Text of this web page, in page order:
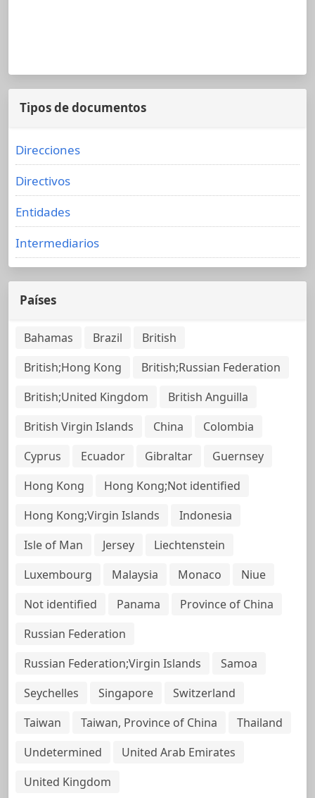
Tipos de documentos
Direcciones
Directivos
Entidades
Intermediarios
Países
Bahamas Brazil
British
British;Hong Kong
British;Russian Federation
British;United Kingdom
British Anguilla
British Virgin Islands
China
Colombia
Cyprus
Ecuador Gibraltar
Guernsey
Hong Kong
Hong Kong;Not identified
Hong Kong;Virgin Islands
Indonesia
Isle of Man
Jersey
Liechtenstein
Luxembourg
Malaysia Monaco
Niue
Not identified
Panama
Province of China
Russian Federation
Russian Federation;Virgin Islands
Samoa
Seychelles
Singapore
Switzerland
Taiwan
Taiwan, Province of China
Thailand
Undetermined
United Arab Emirates
United Kingdom